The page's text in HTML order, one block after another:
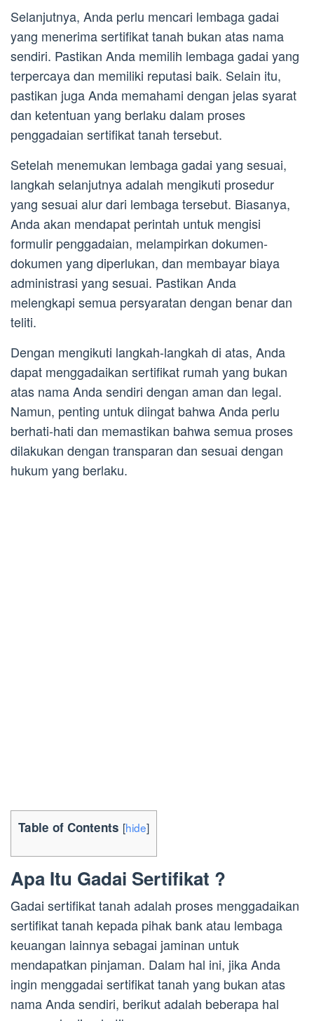
Selanjutnya, Anda perlu mencari lembaga gadai
yang menerima sertifikat tanah bukan atas nama
sendiri. Pastikan Anda memilih lembaga gadai yang
terpercaya dan memiliki reputasi baik. Selain itu,
pastikan juga Anda memahami dengan jelas syarat
dan ketentuan yang berlaku dalam proses
penggadaian sertifikat tanah tersebut.
Setelah menemukan lembaga gadai yang sesuai,
langkah selanjutnya adalah mengikuti prosedur
yang sesuai alur dari lembaga tersebut. Biasanya,
Anda akan mendapat perintah untuk mengisi
formulir penggadaian, melampirkan dokumen-
dokumen yang diperlukan, dan membayar biaya
administrasi yang sesuai. Pastikan Anda
melengkapi semua persyaratan dengan benar dan
teliti.
Dengan mengikuti langkah-langkah di atas, Anda
dapat menggadaikan sertifikat rumah yang bukan
atas nama Anda sendiri dengan aman dan legal.
Namun, penting untuk diingat bahwa Anda perlu
berhati-hati dan memastikan bahwa semua proses
dilakukan dengan transparan dan sesuai dengan
hukum yang berlaku.
Table of Contents [hide]
Apa Itu Gadai Sertifikat ?
Gadai sertifikat tanah adalah proses menggadaikan
sertifikat tanah kepada pihak bank atau lembaga
keuangan lainnya sebagai jaminan untuk
mendapatkan pinjaman. Dalam hal ini, jika Anda
ingin menggadai sertifikat tanah yang bukan atas
nama Anda sendiri, berikut adalah beberapa hal